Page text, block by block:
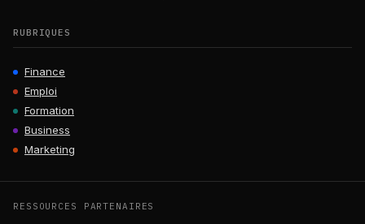
RUBRIQUES
Finance
Emploi
Formation
Business
Marketing
RESSOURCES PARTENAIRES